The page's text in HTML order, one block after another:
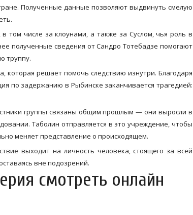
Полученные данные позволяют выдвинуть смелую
том числе за клоунами, а также за Суслом, чья роль в
полученные сведения от Сандро Тотебадзе помогают
труппу.
решает помочь следствию изнутри. Благодаря
по задержанию в Рыбинске заканчивается трагедией:
группы связаны общим прошлым — они выросли в
Таболин отправляется в это учреждение, чтобы
меняет представление о происходящем.
выходит на личность человека, стоящего за всей
вне подозрений.
смотреть онлайн